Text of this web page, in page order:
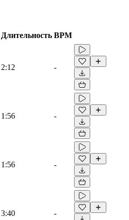
Длительность BPM
2:12 -
1:56 -
1:56 -
3:40 -